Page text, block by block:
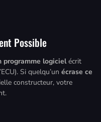
Possible
programme logicielécrit
Si quelqu’un écrase ce
constructeur, votre